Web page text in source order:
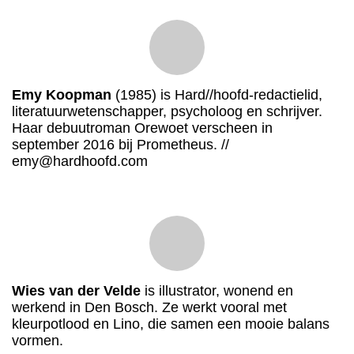
Emy Koopman (1985) is Hard//hoofd-redactielid,
literatuurwetenschapper, psycholoog en schrijver.
Haar debuutroman Orewoet verscheen in
september 2016 bij Prometheus. //
emy@hardhoofd.com
Wies van der Velde is illustrator, wonend en
werkend in Den Bosch. Ze werkt vooral met
kleurpotlood en Lino, die samen een mooie balans
vormen.